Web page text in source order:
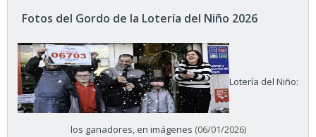
Fotos del Gordo de la Lotería del Niño 2026
Lotería del Niño:
los ganadores, en imágenes (06/01/2026)